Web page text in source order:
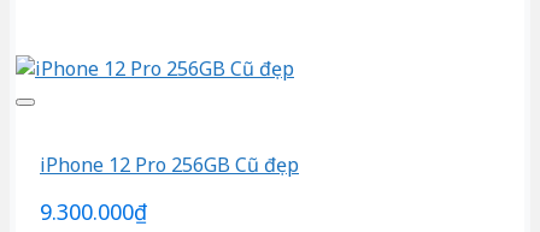
iPhone 12 Pro 256GB Cũ đẹp
9.300.000₫